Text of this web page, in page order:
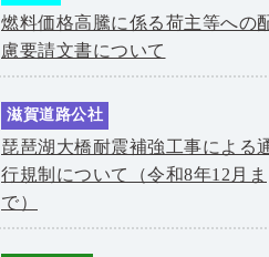
燃料価格高騰に係る荷主等への
慮要請文書について
滋賀道路公社
琵琶湖大橋耐震補強工事による
行規制について（令和8年12月ま
で）